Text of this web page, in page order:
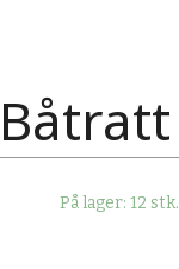
På lager: 12 stk.